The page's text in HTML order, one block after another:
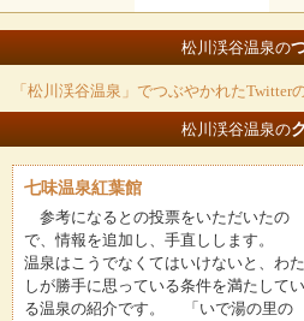
松川渓谷温泉の
「松川渓谷温泉」でつぶやかれたTwitter
松川渓谷温泉の
七味温泉紅葉館
参考になるとの投票をいただいたの
で、情報を追加し、手直しします。
温泉はこうでなくてはいけないと、わた
しが勝手に思っている条件を満たしてい
る温泉の紹介です。 「いで湯の里の